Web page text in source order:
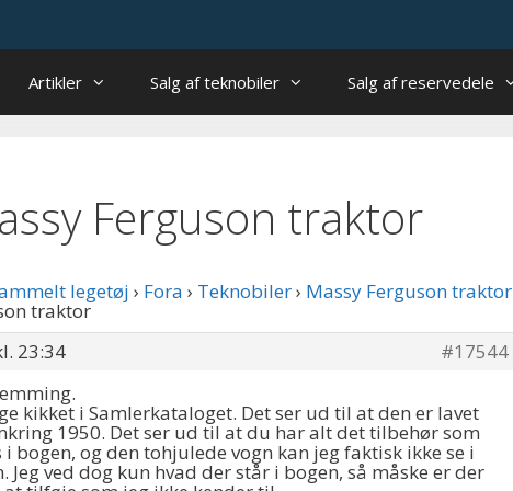
Artikler Salg af teknobiler Salg af reservedele
Ferguson traktor
legetøj › Fora › Teknobiler› Massy Ferguson traktor
traktor
23:34
#17544
kikket i Samlerkataloget. Det ser ud til at den er lavet
1950. Det ser ud til at du har alt det tilbehør som
i bogen, og den tohjulede vogn kan jeg faktisk ikke se i
Jeg ved dog kun hvad der står i bogen, så måske er der